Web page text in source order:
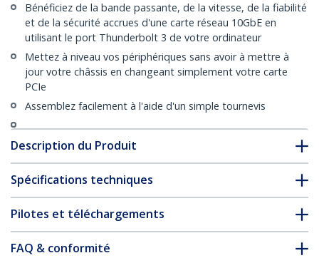
Bénéficiez de la bande passante, de la vitesse, de la fiabilité
et de la sécurité accrues d'une carte réseau 10GbE en
utilisant le port Thunderbolt 3 de votre ordinateur
Mettez à niveau vos périphériques sans avoir à mettre à
jour votre châssis en changeant simplement votre carte
PCIe
Assemblez facilement à l'aide d'un simple tournevis
Description du Produit
Spécifications techniques
Pilotes et téléchargements
FAQ & conformité